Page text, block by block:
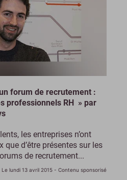
forum de recrutement :
professionnels RH » par
les entreprises n’ont
d’être présentes sur les
de recrutement...
Le lundi 13 avril 2015 - Contenu sponsorisé